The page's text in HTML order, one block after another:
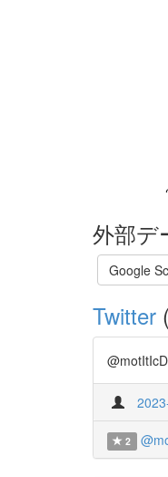
外部デ
Google
Twitter
2